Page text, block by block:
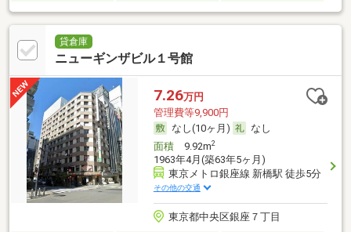
貸倉庫
ニューギンザビル１号館
7.26万円
管理費等9,900円
なし(10ヶ月)
なし
面積9.92m2
1963年4月(築63年5ヶ月)
東京メトロ銀座線 新橋駅 徒歩5分
その他の交通
東京都中央区銀座７丁目